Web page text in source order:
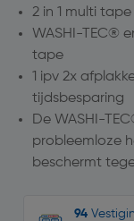
2 in 1 multi
WASHI-TEC®
tape
1 ipv 2x
tijdsbesparing
De WASHI-
probleemloze
beschermt
94